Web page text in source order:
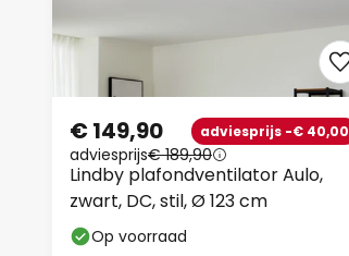
Lindby plafondventilator Aulo,
zwart, DC, stil, Ø 123 cm
€ 149,90 adviesprijs -€ 40,00
adviesprijs€ 189,90
Op voorraad